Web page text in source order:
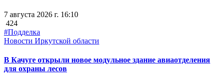
7 августа 2026 г. 16:10
424
#Подделка
Новости Иркутской области
В Качуге открыли новое модульное здание авиаотделения
для охраны лесов